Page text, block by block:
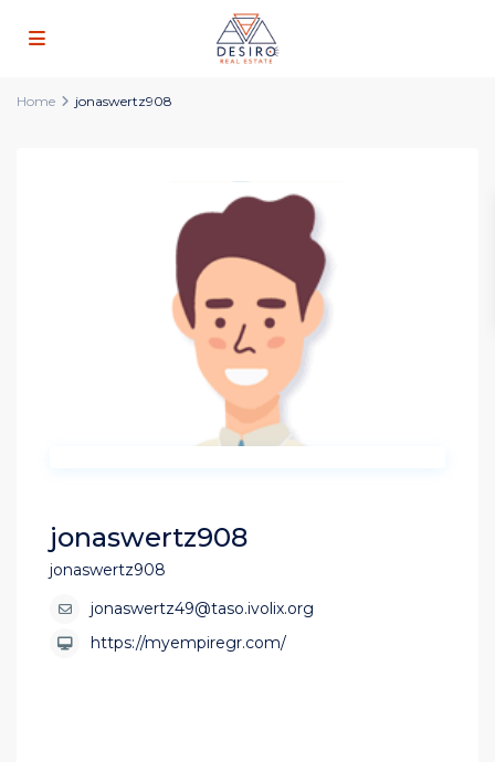
Home jonaswertz908
jonaswertz908
jonaswertz908
jonaswertz49@taso.ivolix.org
https://myempiregr.com/